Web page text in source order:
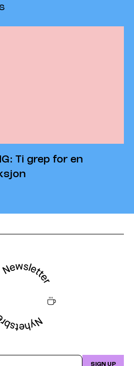
Ti grep for en
SIGN UP